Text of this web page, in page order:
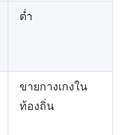
ต่ำ
ขายกางเกงใน
ท้องถิ่น